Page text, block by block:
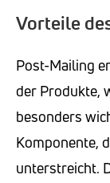
Vorteile
Post-Mailing
der Produkte,
besonders
Komponente,
unterstreicht.